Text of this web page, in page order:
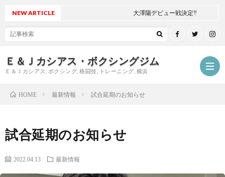
Ｅ＆Ｊカシアス・ボクシングジム
Ｅ＆Ｊカシアス, ボクシング, 格闘技, トレーニング, 横浜
に
挨
最
NEW ARTICLE 大澤陽デビュー戦決定‼
HOME 最新情報 試合延期のお知らせ
試合延期のお知らせ
2022.04.13 最新情報